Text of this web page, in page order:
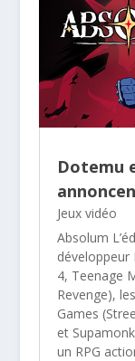
Dotemu
Jeux vidéo
Absolum
développeur
4, Teenage
Revenge),
Games
et
un RPG